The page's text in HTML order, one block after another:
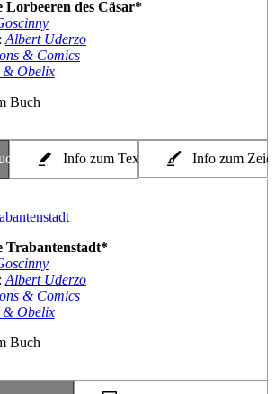
Lorbeeren des Cäsar*
Albert Uderzo
& Comics
& Obelix
Buch
Info zum Texter Info zum
Trabantenstadt*
Albert Uderzo
& Comics
& Obelix
Buch